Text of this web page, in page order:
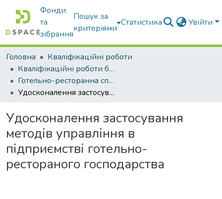
Фонди
та
зібрання
Пошук за
критеріями
Статистика Увійти
Головна
Кваліфікаційні роботи
Кваліфікаційні роботи бакалаврів
Готельно-ресторанна справа
Удосконалення застосування методів управління в підприємстві готельно-рестораного господарства
Удосконалення застосування
методів управління в
підприємстві готельно-
рестораного господарства